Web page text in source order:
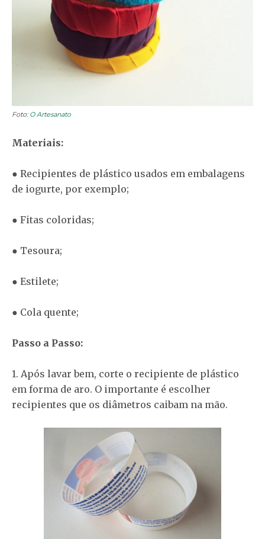
Foto: O Artesanato
Materiais:
● Recipientes de plástico usados em embalagens
de iogurte, por exemplo;
● Fitas coloridas;
● Tesoura;
● Estilete;
● Cola quente;
Passo a Passo:
1. Após lavar bem, corte o recipiente de plástico
em forma de aro. O importante é escolher
recipientes que os diâmetros caibam na mão.